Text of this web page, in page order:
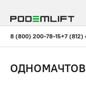
8 (800) 200-78-15+7